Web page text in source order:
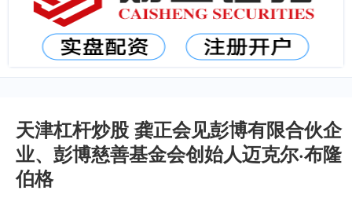
天津杠杆炒股 龚正会见彭博有限合伙企
业、彭博慈善基金会创始人迈克尔·布隆
伯格